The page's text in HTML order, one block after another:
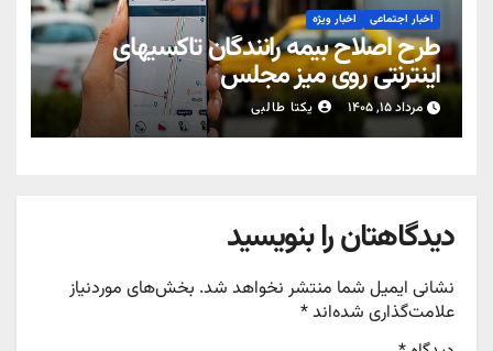
اخبار اجتماعی اخبار ویژه
طرح اصلاح بیمه رانندگان تاکسیهای
اینترنتی روی میز مجلس
مرداد ۱۵, ۱۴۰۵ یکتا طالبی
دیدگاهتان را بنویسید
نشانی ایمیل شما منتشر نخواهد شد. بخش‌های موردنیاز
علامت‌گذاری شده‌اند*